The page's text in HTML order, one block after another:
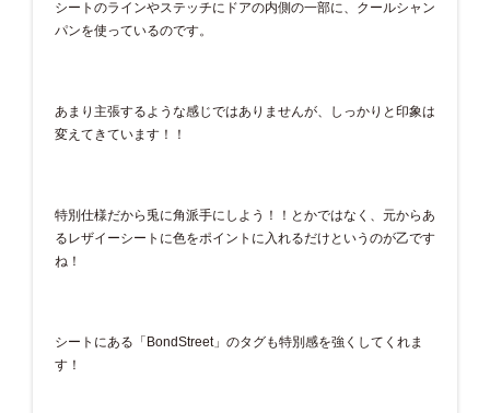
シートのラインやステッチにドアの内側の一部に、クールシャン
パンを使っているのです。
あまり主張するような感じではありませんが、しっかりと印象は
変えてきています！！
特別仕様だから兎に角派手にしよう！！とかではなく、元からあ
るレザイーシートに色をポイントに入れるだけというのが乙です
ね！
シートにある「BondStreet」のタグも特別感を強くしてくれま
す！